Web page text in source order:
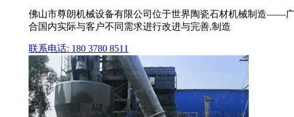
佛山市尊朗机械设备有限公司位于世界陶瓷石材机械制造——
合国内实际与客户不同需求进行改进与完善,制造
联系电话: 180 3780 8511